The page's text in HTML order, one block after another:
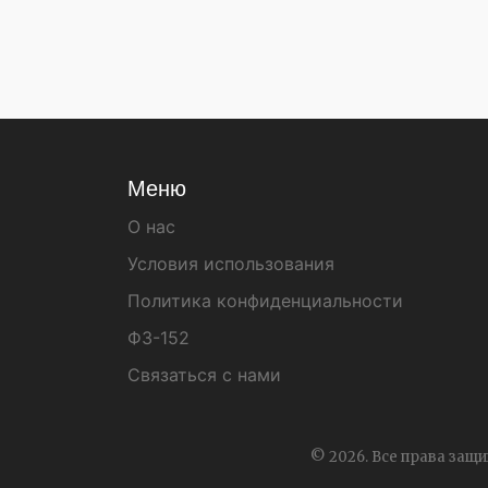
Меню
О нас
Условия использования
Политика конфиденциальности
ФЗ-152
Связаться с нами
© 2026. Все права